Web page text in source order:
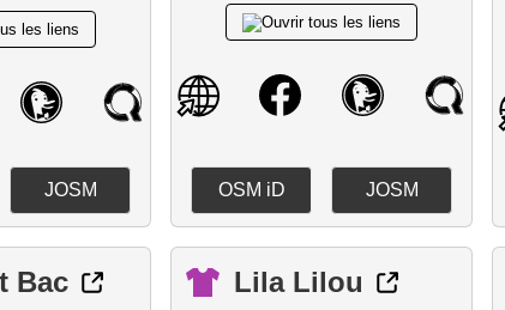
JOSM OSM iD JOSM
Bac Lila Lilou